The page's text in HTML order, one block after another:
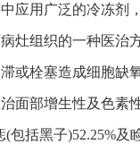
用广泛的冷冻剂，
组织的一种医治方
或栓塞造成细胞缺
部增生性及色素性
包括黑子)52.25%及